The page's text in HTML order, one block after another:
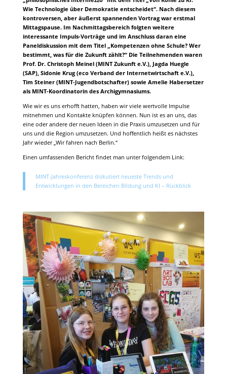
Wie Technologie über Demokratie entscheidet“. Nach diesem
kontroversen, aber äußerst spannenden Vortrag war erstmal
Mittagspause. Im Nachmittagsbereich folgten weitere
interessante Impuls-Vorträge und im Anschluss daran eine
Paneldiskussion mit dem Titel „Kompetenzen ohne Schule? Wer
bestimmt, was für die Zukunft zählt?“ Die Teilnehmenden waren
Prof. Dr. Christoph Meinel (MINT Zukunft e.V.), Jagda Huegle
(SAP), Sidonie Krug (eco Verband der Internetwirtschaft e.V.),
Tim Steiner (MINT-Jugendbotschafter) sowie Amelie Habersetzer
als MINT-Koordinatorin des Archigymnasiums.
Wie wir es uns erhofft hatten, haben wir viele wertvolle Impulse
mitnehmen und Kontakte knüpfen können. Nun ist es an uns, das
eine oder andere der neuen Ideen in die Praxis umzusetzen und für
uns und die Region umzusetzen. Und hoffentlich heißt es nächstes
Jahr wieder „Wir fahren nach Berlin.“
Einen umfassenden Bericht findet man unter folgendem Link:
MINT-Jahreskonferenz diskutiert neueste Trends und
Entwicklungen in den Bereichen Bildung und KI – Rückblick